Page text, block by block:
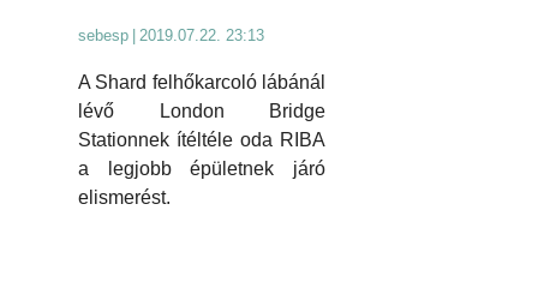
sebesp 2019.07.22. 23:13
A Shard felhőkarcoló lábánál
lévő London Bridge
Stationnek ítéltéle oda RIBA
a legjobb épületnek járó
elismerést.